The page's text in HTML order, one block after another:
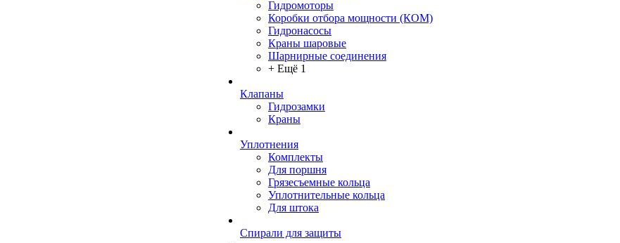
Гидромоторы
Коробки отбора мощности (КОМ)
Гидронасосы
Краны шаровые
Шарнирные соединения
+ Ещё 1
Клапаны
Гидрозамки
Краны
Уплотнения
Комплекты
Для поршня
Грязесъемные кольца
Уплотнительные кольца
Для штока
Спирали для защиты